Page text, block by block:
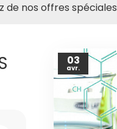
de nos offres
03
avr.